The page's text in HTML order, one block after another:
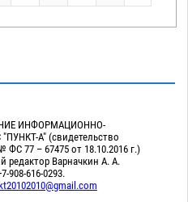
ИНФОРМАЦИОННО-
А" (свидетельство
77 – 67475 от 18.10.2016 г.)
редактор Варначкин А. А.
908-616-0293.